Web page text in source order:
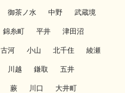
御茶ノ水 中野 武蔵境
錦糸町 平井 津田沼
古河 小山 北千住 綾瀬
川越 鎌取 五井
蕨 川口 大井町